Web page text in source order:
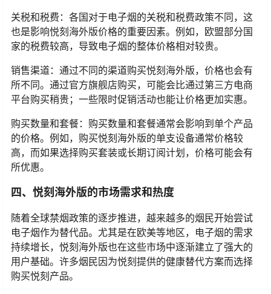
关税和税费：各国对于电子烟的关税和税费政策不同，这
也是影响悦刻海外版价格的重要因素。例如，欧盟部分国
家的税费较高，导致电子烟的整体价格相对较贵。
销售渠道：通过不同的渠道购买悦刻海外版，价格也会有
所不同。通过官方旗舰店购买，可能会比通过第三方电商
平台购买稍贵；一些限时促销活动也能让价格更加实惠。
购买数量和套餐：购买数量和套餐通常会影响到单个产品
的价格。例如，购买悦刻海外版的单支设备通常价格较
高，而如果选择购买套装或长期订阅计划，价格可能会有
所优惠。
四、悦刻海外版的市场需求和热度
随着全球禁烟政策的逐步推进，越来越多的烟民开始尝试
电子烟作为替代品。尤其是在欧美等地区，电子烟的需求
持续增长，悦刻海外版也在这些市场中逐渐建立了强大的
用户基础。许多烟民因为悦刻提供的健康替代方案而选择
购买悦刻产品。